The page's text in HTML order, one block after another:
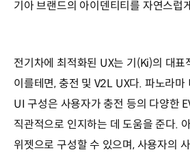
기아 브랜드의 아이덴티티를 자연스럽
전기차에 최적화된 UX는 기(Ki)의 대표
이를테면, 충전 및 V2L UX다. 파노라마
UI 구성은 사용자가 충전 등의 다양한
직관적으로 인지하는 데 도움을 준다.
위젯으로 구성할 수 있으며, 사용자의